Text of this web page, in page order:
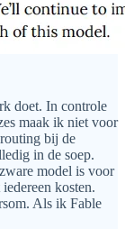
doet. In controle
maak ik niet voor
bij de
in de soep.
model is voor
kosten.
Als ik Fable